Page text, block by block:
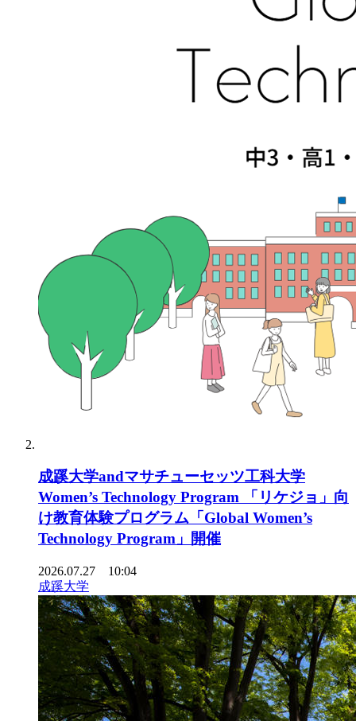
成蹊大学andマサチューセッツ工科大学
Women’s Technology Program 「リケジョ」向
け教育体験プログラム「Global Women’s
Technology Program」開催
2026.07.27 10:04
成蹊大学